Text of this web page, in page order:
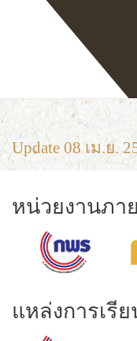
News
Update 08 เม.ย.
หน่วยงานภา
แหล่งการเรีย